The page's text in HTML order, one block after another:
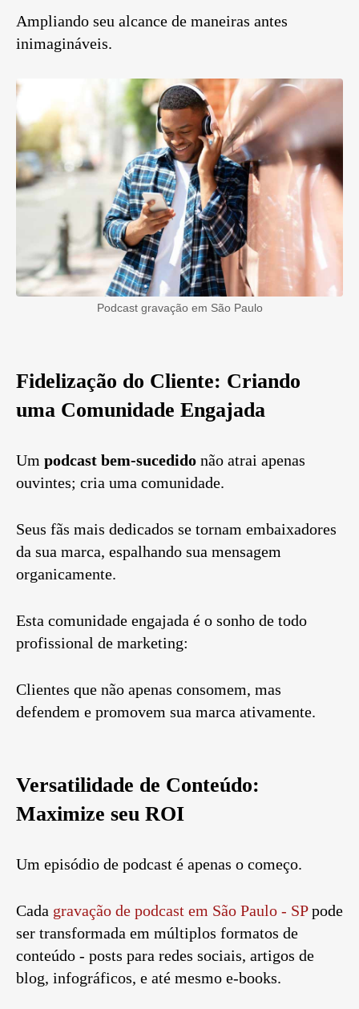
Ampliando seu alcance de maneiras antes
inimagináveis.
Podcast gravação em São Paulo
Fidelização do Cliente: Criando
uma Comunidade Engajada
Um podcast bem-sucedido não atrai apenas
ouvintes; cria uma comunidade.
Seus fãs mais dedicados se tornam embaixadores
da sua marca, espalhando sua mensagem
organicamente.
Esta comunidade engajada é o sonho de todo
profissional de marketing:
Clientes que não apenas consomem, mas
defendem e promovem sua marca ativamente.
Versatilidade de Conteúdo:
Maximize seu ROI
Um episódio de podcast é apenas o começo.
Cada gravação de podcast em São Paulo - SPpode
ser transformada em múltiplos formatos de
conteúdo - posts para redes sociais, artigos de
blog, infográficos, e até mesmo e-books.